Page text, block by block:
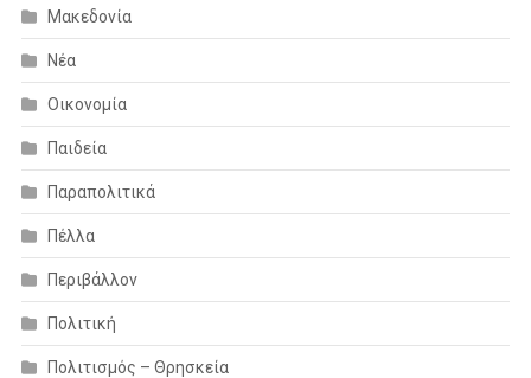
Μακεδονία
Νέα
Οικονομία
Παιδεία
Παραπολιτικά
Πέλλα
Περιβάλλον
Πολιτική
Πολιτισμός – Θρησκεία